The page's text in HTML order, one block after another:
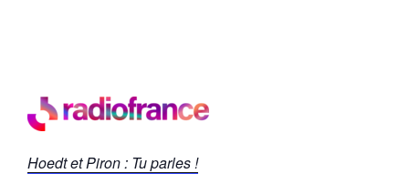
Hoedt et Piron : Tu parles !